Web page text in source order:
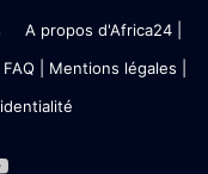
A propos d'Africa24|
FAQ | Mentions légales